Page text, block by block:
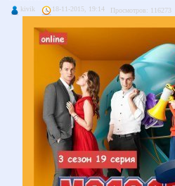
kivik 18-11-2015, 19:14 Просмотров: 116273